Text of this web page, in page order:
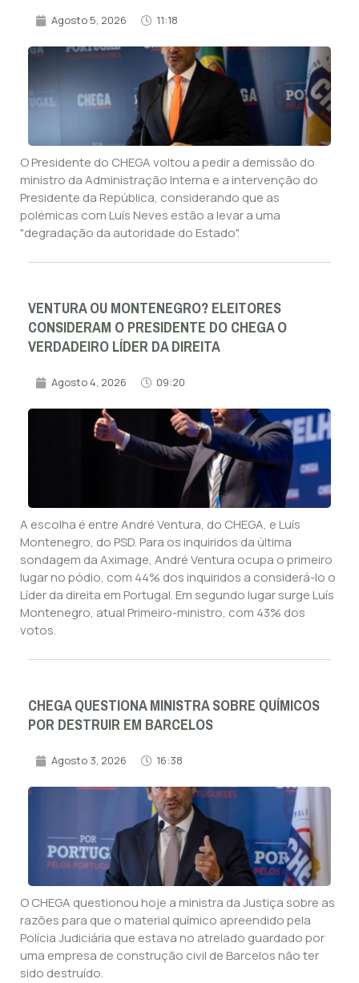
Agosto 5, 2026 11:18
O Presidente do CHEGA voltou a pedir a demissão do
ministro da Administração Interna e a intervenção do
Presidente da República, considerando que as
polémicas com Luís Neves estão a levar a uma
"degradação da autoridade do Estado".
VENTURA OU MONTENEGRO? ELEITORES
CONSIDERAM O PRESIDENTE DO CHEGA O
VERDADEIRO LÍDER DA DIREITA
Agosto 4, 2026 09:20
A escolha é entre André Ventura, do CHEGA, e Luís
Montenegro, do PSD. Para os inquiridos da última
sondagem da Aximage, André Ventura ocupa o primeiro
lugar no pódio, com 44% dos inquiridos a considerá-lo o
Líder da direita em Portugal. Em segundo lugar surge Luís
Montenegro, atual Primeiro-ministro, com 43% dos
votos.
CHEGA QUESTIONA MINISTRA SOBRE QUÍMICOS
POR DESTRUIR EM BARCELOS
Agosto 3, 2026 16:38
O CHEGA questionou hoje a ministra da Justiça sobre as
razões para que o material químico apreendido pela
Polícia Judiciária que estava no atrelado guardado por
uma empresa de construção civil de Barcelos não ter
sido destruído.